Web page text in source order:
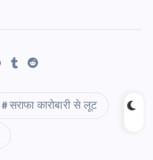
सराफा कारोबारी से लूट